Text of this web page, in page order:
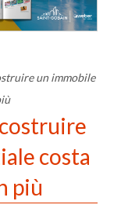
un immobile
costa
più